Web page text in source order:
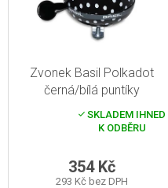
Zvonek Basil Polkadot
černá/bílá puntíky
SKLADEM IHNED
K ODBĚRU
293 Kč bez DPH
354 Kč